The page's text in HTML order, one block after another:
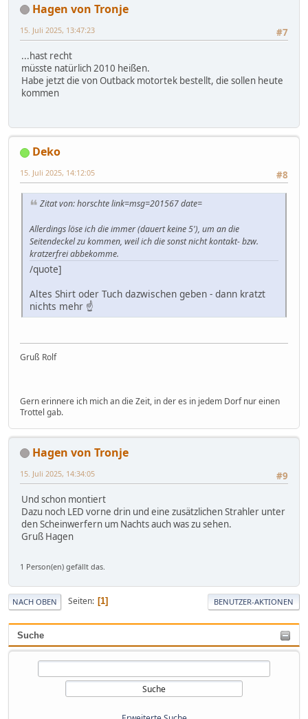
Suche
Hagen von Tronje
#7
15. Juli 2025, 13:47:23
...hast recht
müsste natürlich 2010 heißen.
Habe jetzt die von Outback motortek bestellt, die sollen heute
kommen
Deko
#8
15. Juli 2025, 14:12:05
Zitat von: horschte link=msg=201567 date=
Allerdings löse ich die immer (dauert keine 5'), um an die
Seitendeckel zu kommen, weil ich die sonst nicht kontakt- bzw.
kratzerfrei abbekomme.
/quote]
Altes Shirt oder Tuch dazwischen geben - dann kratzt
nichts mehr ☝️
Gruß Rolf
Gern erinnere ich mich an die Zeit, in der es in jedem Dorf nur einen
Trottel gab.
Hagen von Tronje
#9
15. Juli 2025, 14:34:05
Und schon montiert
Dazu noch LED vorne drin und eine zusätzlichen Strahler unter
den Scheinwerfern um Nachts auch was zu sehen.
Gruß Hagen
1 Person(en) gefällt das.
NACH OBEN Seiten 1 BENUTZER-AKTIONEN